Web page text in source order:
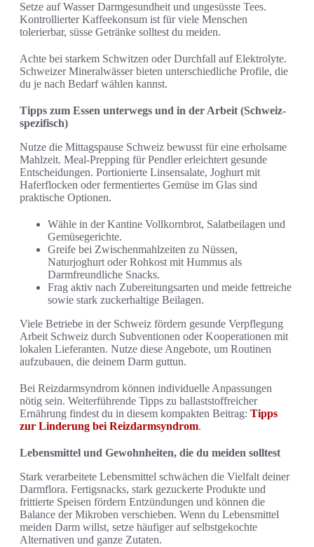
Setze auf Wasser Darmgesundheit und ungesüsste Tees.
Kontrollierter Kaffeekonsum ist für viele Menschen
tolerierbar, süsse Getränke solltest du meiden.
Achte bei starkem Schwitzen oder Durchfall auf Elektrolyte.
Schweizer Mineralwässer bieten unterschiedliche Profile, die
du je nach Bedarf wählen kannst.
Tipps zum Essen unterwegs und in der Arbeit (Schweiz-
spezifisch)
Nutze die Mittagspause Schweiz bewusst für eine erholsame
Mahlzeit. Meal-Prepping für Pendler erleichtert gesunde
Entscheidungen. Portionierte Linsensalate, Joghurt mit
Haferflocken oder fermentiertes Gemüse im Glas sind
praktische Optionen.
Wähle in der Kantine Vollkornbrot, Salatbeilagen und
Gemüsegerichte.
Greife bei Zwischenmahlzeiten zu Nüssen,
Naturjoghurt oder Rohkost mit Hummus als
Darmfreundliche Snacks.
Frag aktiv nach Zubereitungsarten und meide fettreiche
sowie stark zuckerhaltige Beilagen.
Viele Betriebe in der Schweiz fördern gesunde Verpflegung
Arbeit Schweiz durch Subventionen oder Kooperationen mit
lokalen Lieferanten. Nutze diese Angebote, um Routinen
aufzubauen, die deinem Darm guttun.
Bei Reizdarmsyndrom können individuelle Anpassungen
nötig sein. Weiterführende Tipps zu ballaststoffreicher
Ernährung findest du in diesem kompakten Beitrag: Tipps
zur Linderung bei Reizdarmsyndrom.
Lebensmittel und Gewohnheiten, die du meiden solltest
Stark verarbeitete Lebensmittel schwächen die Vielfalt deiner
Darmflora. Fertigsnacks, stark gezuckerte Produkte und
frittierte Speisen fördern Entzündungen und können die
Balance der Mikroben verschieben. Wenn du Lebensmittel
meiden Darm willst, setze häufiger auf selbstgekochte
Alternativen und ganze Zutaten.